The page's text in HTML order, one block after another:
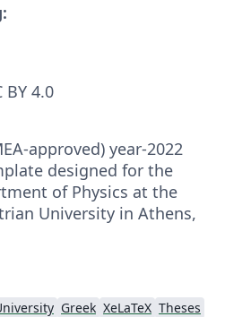
BY 4.0
approved) year-2022
designed for the
of Physics at the
University in Athens,
Greek XeLaTeX Theses